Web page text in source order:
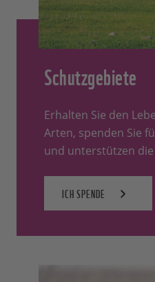
Schutzgebiete
Erhalten Sie den
Arten, spenden Sie
und unterstützen die
ICH SPENDE